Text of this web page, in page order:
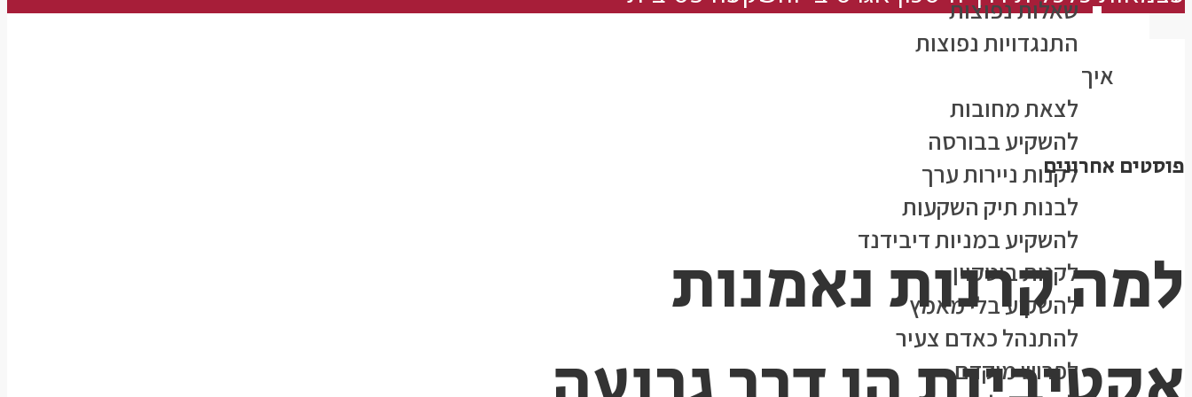
שאלות נפוצות
התנגדויות נפוצות
איך
לצאת מחובות
להשקיע בבורסה
לקנות ניירות ערך
לבנות תיק השקעות
להשקיע במניות דיבידנד
לקנות ביטקוין
להשקיע בלי מאמץ
להתנהל כאדם צעיר
לפרוש מוקדם
פוסטים אחרונים
למה קרנות נאמנות